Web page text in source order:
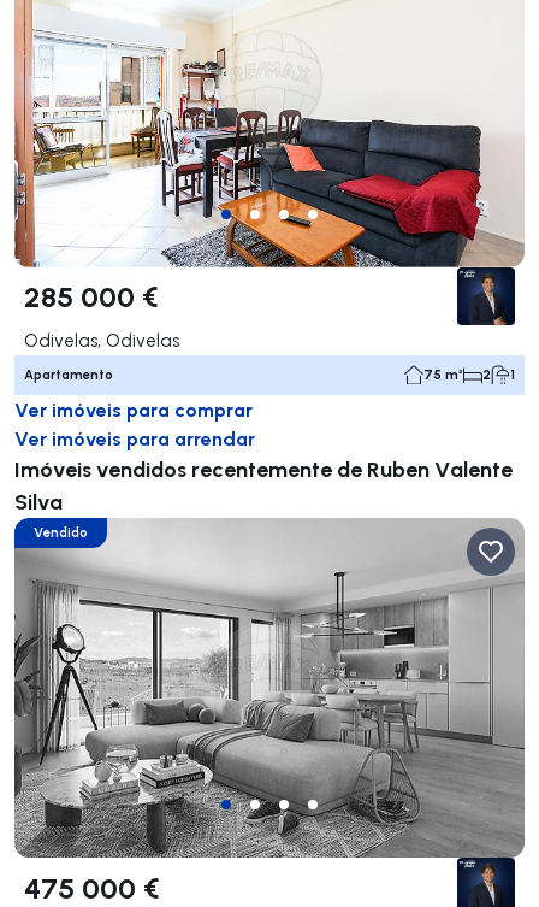
285 000 €
Odivelas, Odivelas
Apartamento 75 m² 2 1
Ver imóveis para comprar
Ver imóveis para arrendar
Imóveis vendidos recentemente de Ruben Valente
Silva
Vendido
475 000 €